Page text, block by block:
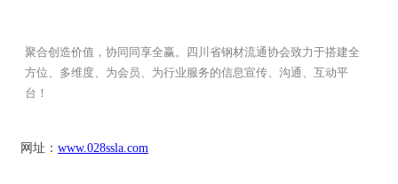
聚合创造价值，协同同享全赢。四川省钢材流通协会致力于搭建全
方位、多维度、为会员、为行业服务的信息宣传、沟通、互动平
台！
网址： www.028ssla.com